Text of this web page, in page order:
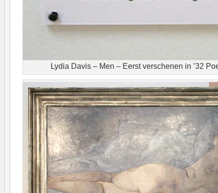
Lydia Davis – Men – Eerst verschenen in ’32